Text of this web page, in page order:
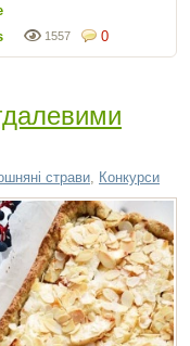
0
1557
страви, Конкурси